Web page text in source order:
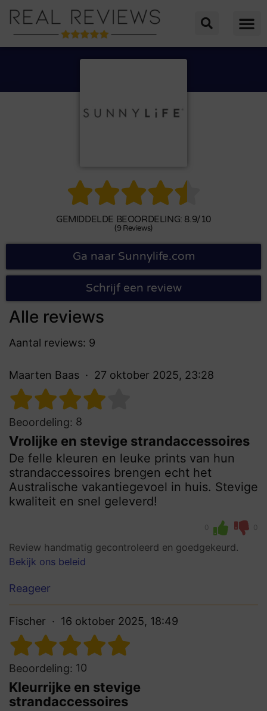

GEMIDDELDE BEOORDELING: 8.9/10
(9 Reviews)
Ga naar Sunnylife.com
Schrijf een review
Alle reviews
Aantal reviews: 9
Maarten Baas 27 oktober 2025, 23:28
Beoordeling: 8
Vrolijke en stevige strandaccessoires
De felle kleuren en leuke prints van hun
strandaccessoires brengen echt het
Australische vakantiegevoel in huis. Stevige
kwaliteit en snel geleverd!
0 0
Review handmatig gecontroleerd en goedgekeurd.
Bekijk ons beleid
Reageer
Fischer 16 oktober 2025, 18:49
Beoordeling: 10
Kleurrijke en stevige
strandaccessoires